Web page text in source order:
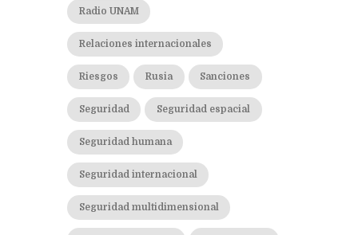
Radio UNAM
Relaciones internacionales
Riesgos Rusia Sanciones
Seguridad Seguridad espacial
Seguridad humana
Seguridad internacional
Seguridad multidimensional